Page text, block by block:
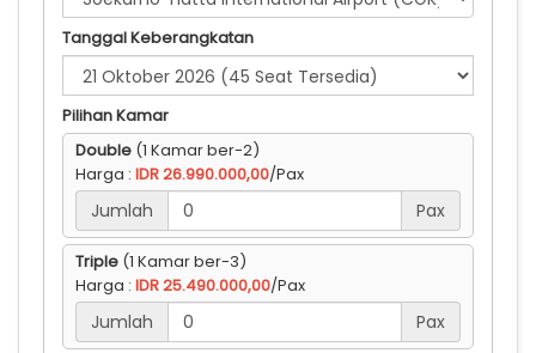
Tanggal Keberangkatan
Pilihan Kamar
Double (1 Kamar ber-2)
Harga : IDR 26.990.000,00/Pax
Jumlah Pax
Triple (1 Kamar ber-3)
Harga : IDR 25.490.000,00/Pax
Jumlah Pax